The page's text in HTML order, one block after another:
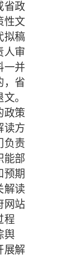
省政
性文
拟稿
人审
一并
，省
。
政策
读方
负责
能部
预期
解读
网站
程
舆
展解